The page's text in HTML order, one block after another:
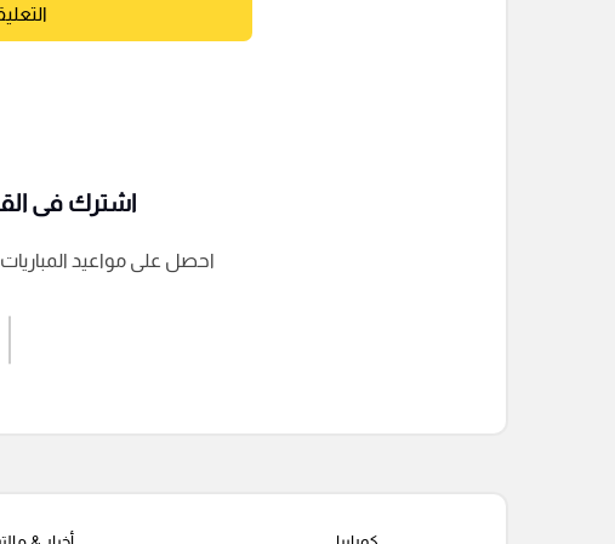
إرسال
اشترك فى
احصل على مواعيد المباريات